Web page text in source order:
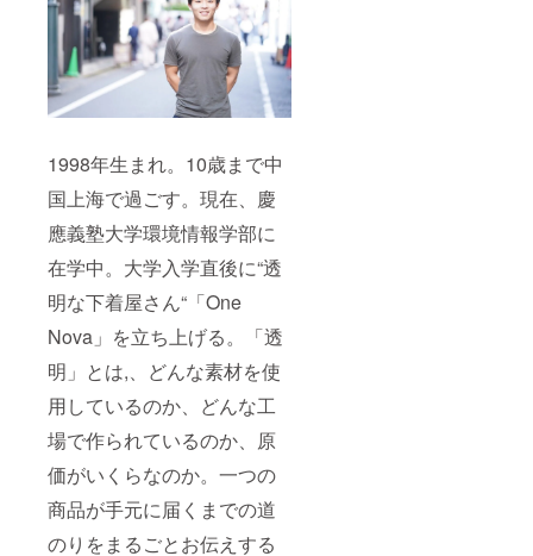
1998年生まれ。10歳まで中
国上海で過ごす。現在、慶
應義塾大学環境情報学部に
在学中。大学入学直後に“透
明な下着屋さん“「One
Nova」を立ち上げる。「透
明」とは,、どんな素材を使
用しているのか、どんな工
場で作られているのか、原
価がいくらなのか。一つの
商品が手元に届くまでの道
のりをまるごとお伝えする